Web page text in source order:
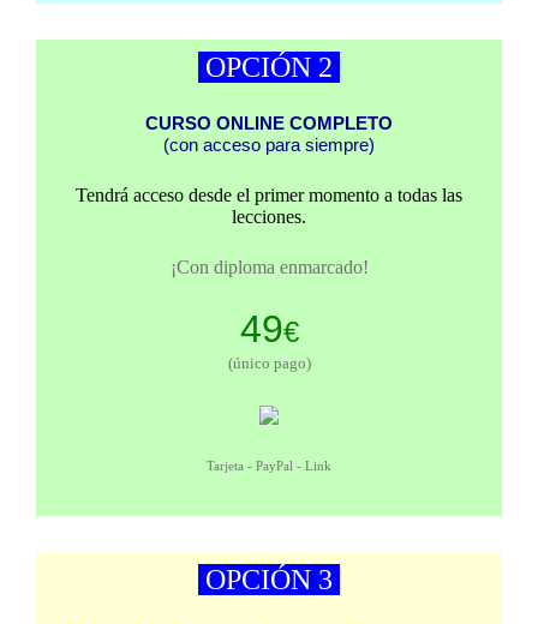
OPCIÓN 2
CURSO ONLINE COMPLETO
(con acceso para siempre)
Tendrá acceso desde el primer momento a todas las
lecciones.
¡Con diploma enmarcado!
49€
(único pago)
Tarjeta - PayPal - Link
OPCIÓN 3